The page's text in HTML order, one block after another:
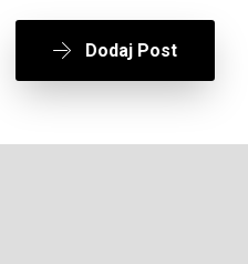
Dodaj Post